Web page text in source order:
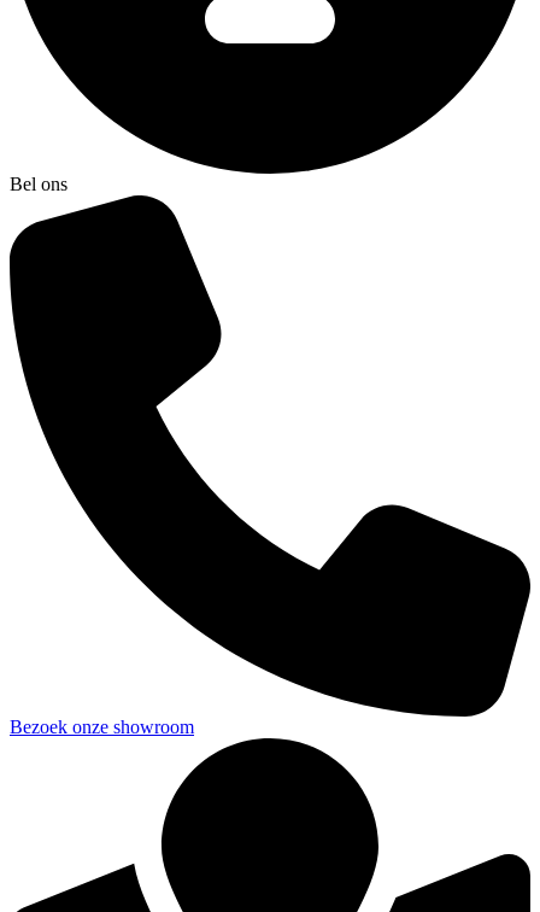
Bel ons
Bezoek onze showroom